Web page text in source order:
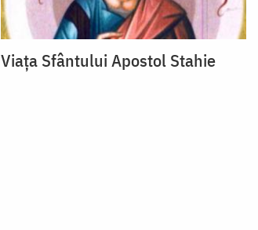
Viaţa Sfântului Apostol Stahie